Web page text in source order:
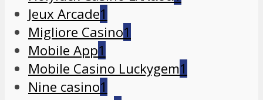
Jeux Arcade1
Migliore Casino1
Mobile App1
Mobile Casino Luckygem1
Nine casino1